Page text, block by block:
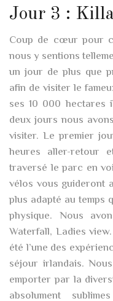
Jour 3 :
Coup de cœur pour
nous y sentions
un jour de plus que
afin de visiter le
ses 10 000 hectares
deux jours nous
visiter. Le premier
heures aller-retour
traversé le parc en
vélos vous guideront
plus adapté au temps
physique. Nous
Waterfall, Ladies
été l’une des
séjour irlandais.
emporter par la
absolument